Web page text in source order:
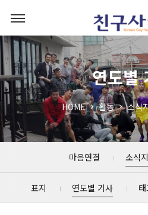
연도별
HOME 활동 소식
마음연결 소식지
표지 연도별 기사